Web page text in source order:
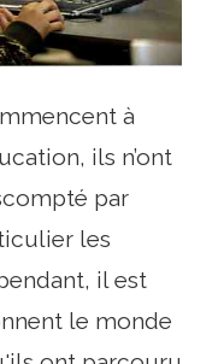
à
ils n’ont
par
les
il est
le monde